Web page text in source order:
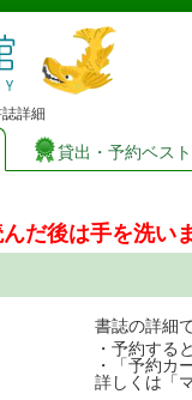
図
詳細
貸出・予約ベスト
だ後は手を洗い
書誌の詳細
・予約する
・「予約カ
詳しくは「